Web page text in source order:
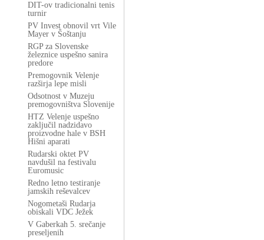
DIT-ov tradicionalni tenis
turnir
PV Invest obnovil vrt Vile
Mayer v Šoštanju
RGP za Slovenske
železnice uspešno sanira
predore
Premogovnik Velenje
razširja lepe misli
Odsotnost v Muzeju
premogovništva Slovenije
HTZ Velenje uspešno
zaključil nadzidavo
proizvodne hale v BSH
Hišni aparati
Rudarski oktet PV
navdušil na festivalu
Euromusic
Redno letno testiranje
jamskih reševalcev
Nogometaši Rudarja
obiskali VDC Ježek
V Gaberkah 5. srečanje
preseljenih